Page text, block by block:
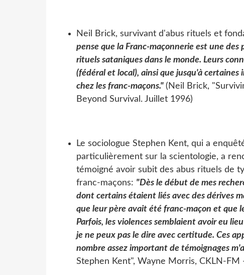
Neil Brick, survivant d'abus rituels et
pense que la Franc-maçonnerie est une
rituels sataniques dans le monde. Leurs
(fédéral et local), ainsi que jusqu'à
chez les franc-maçons." (Neil Brick,
Beyond Survival. Juillet 1996)
Le sociologue Stephen Kent, qui a
particulièrement sur la scientologie, a
témoigné avoir subit des abus rituels de
franc-maçons: "Dès le début de mes
dont certains étaient liés avec des dérives
que leur père avait été franc-maçon et que
Parfois, les violences semblaient avoir eu
je ne peux pas le dire avec certitude. Ces
nombre assez important de témoignages
Stephen Kent", Wayne Morris, CKLN-